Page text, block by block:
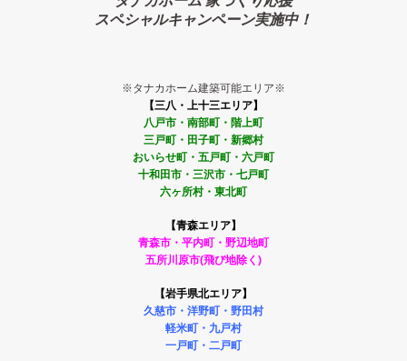
スペシャルキャンペーン実施中！
※タナカホーム建築可能エリア※
【三八・上十三エリア】
八戸市・南部町・階上町
三戸町・田子町・新郷村
おいらせ町・五戸町・六戸町
十和田市・三沢市・七戸町
六ヶ所村・東北町
【青森エリア】
青森市・平内町・野辺地町
五所川原市(飛び地除く)
【岩手県北エリア】
久慈市・洋野町・野田村
軽米町・九戸村
一戸町・二戸町